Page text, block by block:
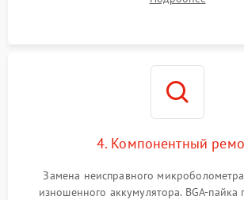
интерфейсов связи. Выявление сгоревших
4. Компонентный
Замена неисправного
изношенного аккумулятора. BGA-